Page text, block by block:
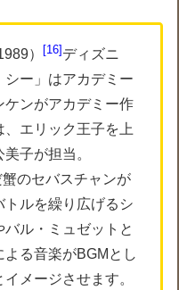
） 16 ディズニ
ー」はアカデミー
ケンがアカデミー作
エリック王子を上
子が担当。
のセバスチャンが
ルを繰り広げるシ
ル・ミュゼットと
る音楽がBGMとし
メージさせます。